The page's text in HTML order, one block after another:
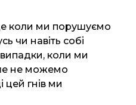
коли ми порушуємо
чи навіть собі
коли ми
не можемо
цей гнів ми